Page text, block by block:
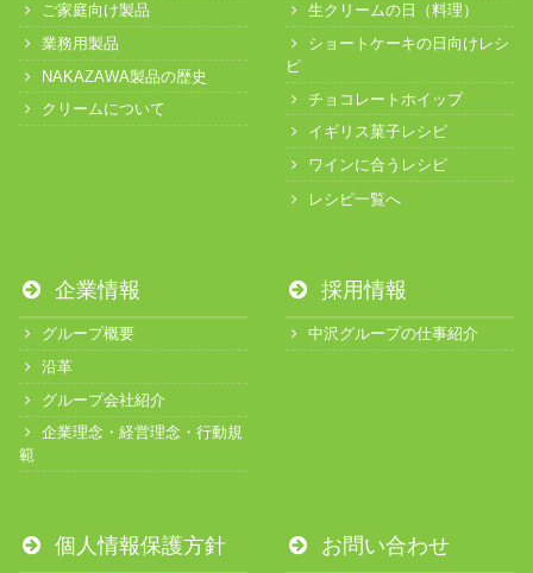
ご家庭向け製品
業務用製品
NAKAZAWA製品の歴史
クリームについて
生クリームの日（料理）
ショートケーキの日向けレシ
ピ
チョコレートホイップ
イギリス菓子レシピ
ワインに合うレシピ
レシピ一覧へ
企業情報
グループ概要
沿革
グループ会社紹介
企業理念・経営理念・行動規
範
採用情報
中沢グループの仕事紹介
個人情報保護方針 お問い合わせ